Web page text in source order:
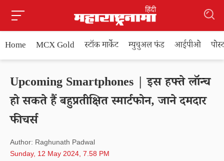
Home MCX Gold स्टॉक मार्केट म्युचुअल फंड आईपीओ
Upcoming Smartphones | इस हफ्ते लॉन्च
हो सकते हैं बहुप्रतीक्षित स्मार्टफोन, जाने दमदार
फीचर्स
Author: Raghunath Padwal
Sunday, 12 May 2024, 7.58 PM